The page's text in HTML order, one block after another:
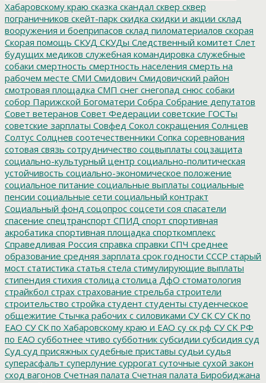
Хабаровскому краю сказка скандал сквер сквер
пограничников скейт-парк скидка скидки и акции склад
вооружения и боеприпасов склад пиломатериалов скорая
Скорая помощь СКУД СКУДы Следственный комитет Слет
будущих медиков служебная командировка служебные
собаки смертность смертность населения смерть на
рабочем месте СМИ Смидович Смидовичский район
смотровая площадка СМП снег снегопад снюс собаки
собор Парижской Богоматери Собра Собрание депутатов
Совет ветеранов Совет Федерации советские ГОСТы
советские зарплаты Совфед Сокол сокращения Солнцев
Солтус Солцнев соотечественники Сопка соревнования
сотовая связь сотрудничество соцвыплаты соцзащита
социально-культурный центр социально-политическая
устойчивость социально-экономическое положение
социальное питание социальные выплаты социальные
пенсии социальные сети социальный контракт
Социальный фонд соцопрос соцсети соя спасатели
спасение спецтранспорт СПИД спорт спортивная
акробатика спортивная площадка спорткомплекс
Справедливая Россия справка справки СПЧ среднее
образование средняя зарплата срок годности СССР старый
мост статистика статья стела стимулирующие выплаты
стипендия стихия столица столица ДфО стоматология
страйкбол страх страхование стрельба строители
строительство стройка студент студенты студенческое
общежитие Стычка рабочих с силовиками СУ СК СУ СК по
ЕАО СУ СК по Хабаровскому краю и ЕАО су ск рф СУ СК РФ
по ЕАО субботнее чтиво субботник субсидии субсидия суд
Суд суд присяжных судебные приставы судьи судья
суперасфальт суперлуние суррогат суточные сухой закон
сход вагонов Счетная палата Счетная палата Биробиджана